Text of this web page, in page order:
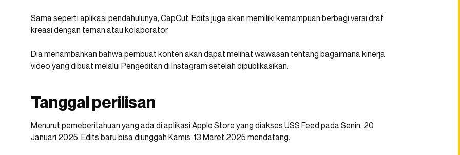
Sama seperti aplikasi pendahulunya, CapCut, Edits juga akan memiliki kemampuan berbagi versi draf
kreasi dengan teman atau kolaborator.
Dia menambahkan bahwa pembuat konten akan dapat melihat wawasan tentang bagaimana kinerja
video yang dibuat melalui Pengeditan di Instagram setelah dipublikasikan.
Tanggal perilisan
Menurut pemeberitahuan yang ada di aplikasi Apple Store yang diakses USS Feed pada Senin, 20
Januari 2025, Edits baru bisa diunggah Kamis, 13 Maret 2025 mendatang.